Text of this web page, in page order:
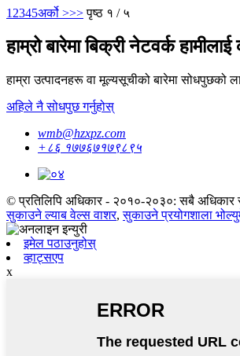
1 2345अर्को >>> पृष्ठ १ / ५
हाम्रो बारेमा बिक्री नेटवर्क
हाम्रा उत्पादनहरू वा मूल्यसूचीको बारेमा सोधपुछको
अहिले नै सोधपुछ गर्नुहोस्
wmb@hzxpz.com
+८६ १७७६७१७९८९५
© प्रतिलिपि अधिकार - २०१०-२०३०: सबै अधिकार
सुकाउने ल्याब वेल्स वाशर,सुकाउने प्रयोगशाला
इमेल पठाउनुहोस्
व्हाट्सएप
x